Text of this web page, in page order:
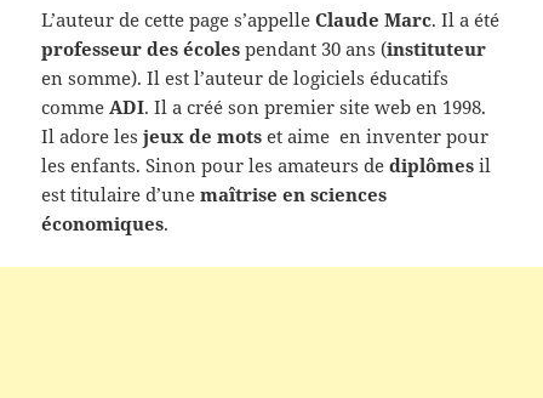
L’auteur de cette page s’appelleClaude Marc. Il a été
professeur des écoles pendant 30 ans (instituteur
en somme). Il est l’auteur de logiciels éducatifs
commeADI. Il a créé son premier site web en 1998.
Il adore lesjeux de mots et aime en inventer pour
les enfants. Sinon pour les amateurs dediplômes il
est titulaire d’unemaîtrise en sciences
économiques.